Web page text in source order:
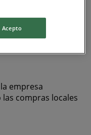
Banco de
Banco de Bogotá
la Economía
empresa
compras locales
Acepto